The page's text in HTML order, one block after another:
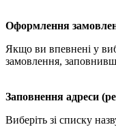
Оформлення
Якщо ви впевнені у
замовлення,
Заповнення адреси
Виберіть зі списку